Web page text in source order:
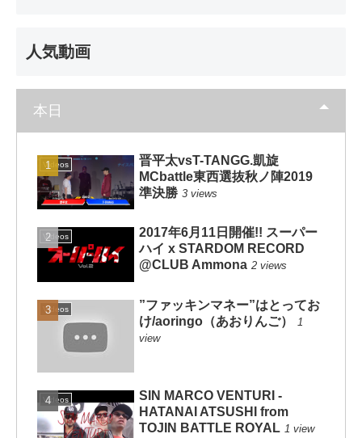
人気動画
本日
Videos
晋平太vsT-TANGG.凱旋
MCbattle東西選抜秋ノ陣2019
準決勝 3 views
Videos
2017年6月11日開催!! スーパー
ハイ x STARDOM RECORD
@CLUB Ammona 2 views
Videos
”ファッキンマネー”はとってお
け/aoringo（あおりんご）
1
view
Videos
SIN MARCO VENTURI -
HATANAI ATSUSHI from
TOJIN BATTLE ROYAL 1 view